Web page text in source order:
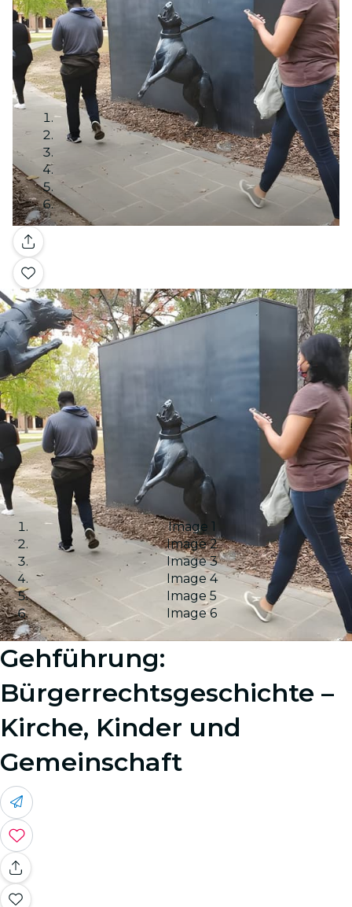
Galerie
Image 1
Image 2
Image 3
Image 4
Image 5
Image 6
Gehführung:
Bürgerrechtsgeschichte –
Kirche, Kinder und
Gemeinschaft